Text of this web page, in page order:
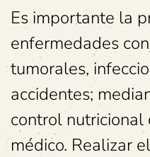
Es importante la
enfermedades
tumorales,
accidentes;
control
médico. Realizar